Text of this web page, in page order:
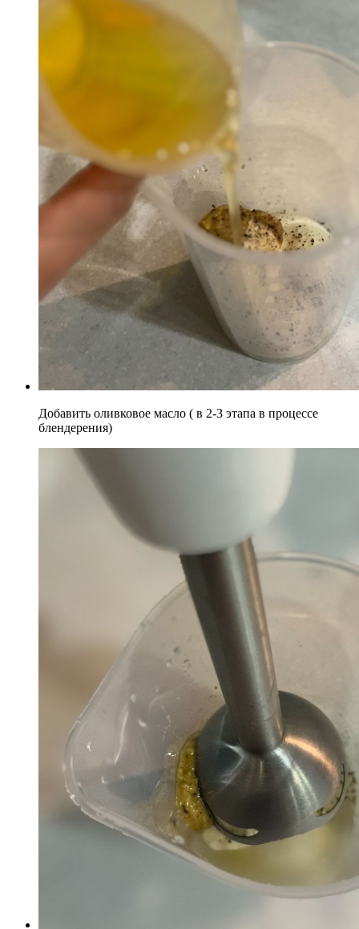
Добавить оливковое масло ( в 2-3 этапа в процессе
блендерения)